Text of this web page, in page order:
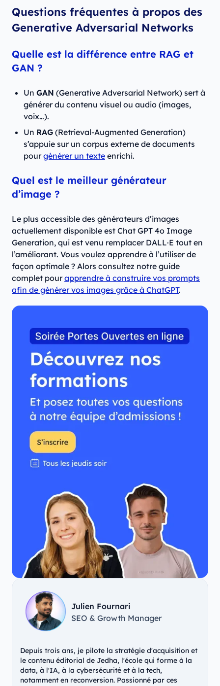
Questions fréquentes à propos des
Generative Adversarial Networks
Quelle est la différence entre RAG et
GAN ?
Un GAN (Generative Adversarial Network) sert à
générer du contenu visuel ou audio (images,
voix…).
Un RAG (Retrieval-Augmented Generation)
s’appuie sur un corpus externe de documents
pourgénérer un texte enrichi.
Quel est le meilleur générateur
d’image ?
Le plus accessible des générateurs d’images
actuellement disponible est Chat GPT 4o Image
Generation, qui est venu remplacer DALL·E tout en
l’améliorant. Vous voulez apprendre à l’utiliser de
façon optimale ? Alors consultez notre guide
complet pourapprendre à construire vos prompts
afin de générer vos images grâce à ChatGPT.
Julien Fournari
SEO & Growth Manager
Depuis trois ans, je pilote la stratégie d'acquisition et
le contenu éditorial de Jedha, l'école qui forme à la
data, à l'IA, à la cybersécurité et à la tech,
notamment en reconversion. Passionné par ces